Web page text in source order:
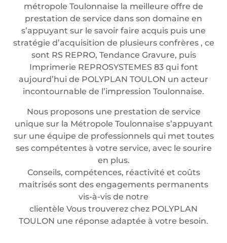
métropole Toulonnaise la meilleure offre de
prestation de service dans son domaine en
s’appuyant sur le savoir faire acquis puis une
stratégie d’acquisition de plusieurs confrères , ce
sont RS REPRO, Tendance Gravure, puis
Imprimerie REPROSYSTEMES 83 qui font
aujourd’hui de POLYPLAN TOULON un acteur
incontournable de l’impression Toulonnaise.
Nous proposons une prestation de service
unique sur la Métropole Toulonnaise s’appuyant
sur une équipe de professionnels qui met toutes
ses compétentes à votre service, avec le sourire
en plus.
Conseils, compétences, réactivité et coûts
maitrisés sont des engagements permanents
vis-à-vis de notre
clientèle Vous trouverez chez POLYPLAN
TOULON une réponse adaptée à votre besoin.